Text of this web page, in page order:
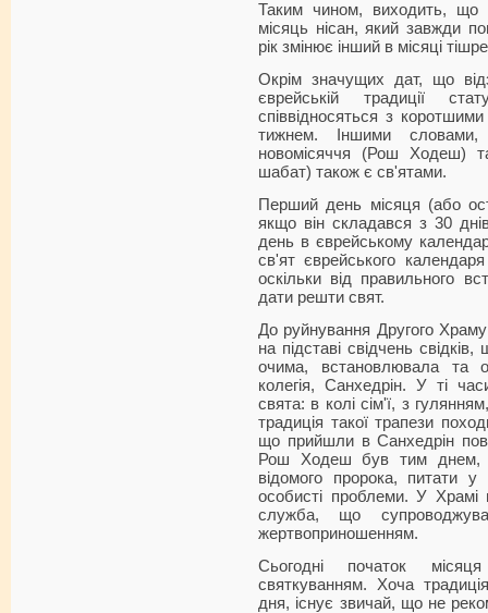
Таким чином, виходить,
місяць нісан, який завжди
рік змінює інший в місяці
Окрім значущих дат, що
єврейській традиції
співвідносяться з
тижнем. Іншими словами,
новомісяччя (Рош Ходеш)
шабат) також є св'ятами.
Перший день місяця (або
якщо він складався з 30
день в єврейському
св'ят єврейського
оскільки від правильного
дати решти свят.
До руйнування Другого
на підставі свідчень
очима, встановлювала та
колегія, Санхедрін. У ті
свята: в колі сім'ї, з
традиція такої трапези
що прийшли в Санхедрін
Рош Ходеш був тим днем,
відомого пророка, питати
особисті проблеми. У
служба, що
жертвоприношенням.
Сьогодні початок
святкуванням. Хоча
дня, існує звичай, що не